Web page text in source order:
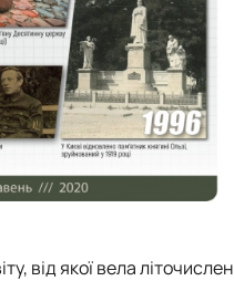
від якої вела